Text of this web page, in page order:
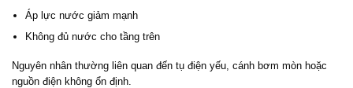
Áp lực nước giảm mạnh
Không đủ nước cho tầng trên
Nguyên nhân thường liên quan đến tụ điện yếu, cánh bơm mòn hoặc
nguồn điện không ổn định.